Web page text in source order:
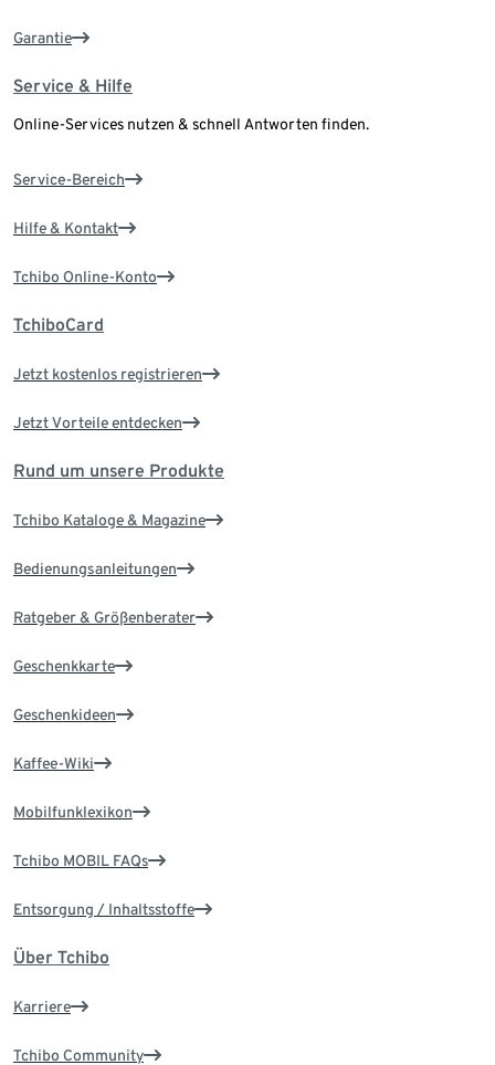
Garantie
Service & Hilfe
Online-Services nutzen & schnell Antworten finden.
Service-Bereich
Hilfe & Kontakt
Tchibo Online-Konto
TchiboCard
Jetzt kostenlos registrieren
Jetzt Vorteile entdecken
Rund um unsere Produkte
Tchibo Kataloge & Magazine
Bedienungsanleitungen
Ratgeber & Größenberater
Geschenkkarte
Geschenkideen
Kaffee-Wiki
Mobilfunklexikon
Tchibo MOBIL FAQs
Entsorgung / Inhaltsstoffe
Über Tchibo
Karriere
Tchibo Community